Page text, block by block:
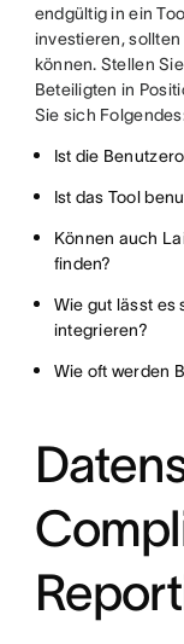
endgültig in ein
investieren,
können. Stellen
Beteiligten in
Sie sich
Ist die
Ist das Tool
Können auch
finden?
Wie gut lässt es
integrieren?
Wie oft werden